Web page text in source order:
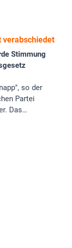
verabschiedet
Stimmung
so der
Partei
Das…